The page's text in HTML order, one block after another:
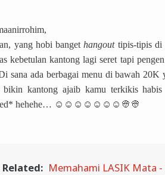
yang hobi bangethangout tipis-tipis di
kebetulan kantong lagi seret tapi
sana ada berbagai menu di bawah 20K
kantong ajaib kamu terkikis habis
red* hehehe… ☺☺☺☺☺☺☺👳👳
Related: Memahami LASIK Mata